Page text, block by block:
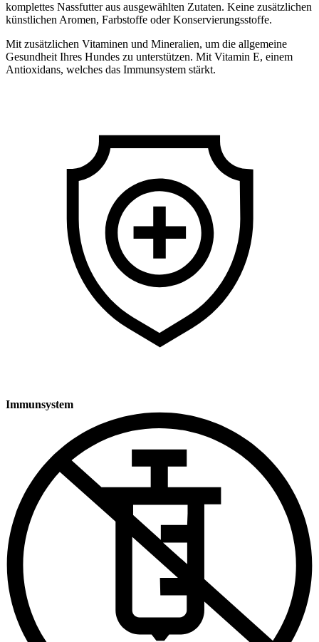
komplettes Nassfutter aus ausgewählten Zutaten. Keine zusätzlichen
künstlichen Aromen, Farbstoffe oder Konservierungsstoffe.
Mit zusätzlichen Vitaminen und Mineralien, um die allgemeine
Gesundheit Ihres Hundes zu unterstützen. Mit Vitamin E, einem
Antioxidans, welches das Immunsystem stärkt.
Immunsystem